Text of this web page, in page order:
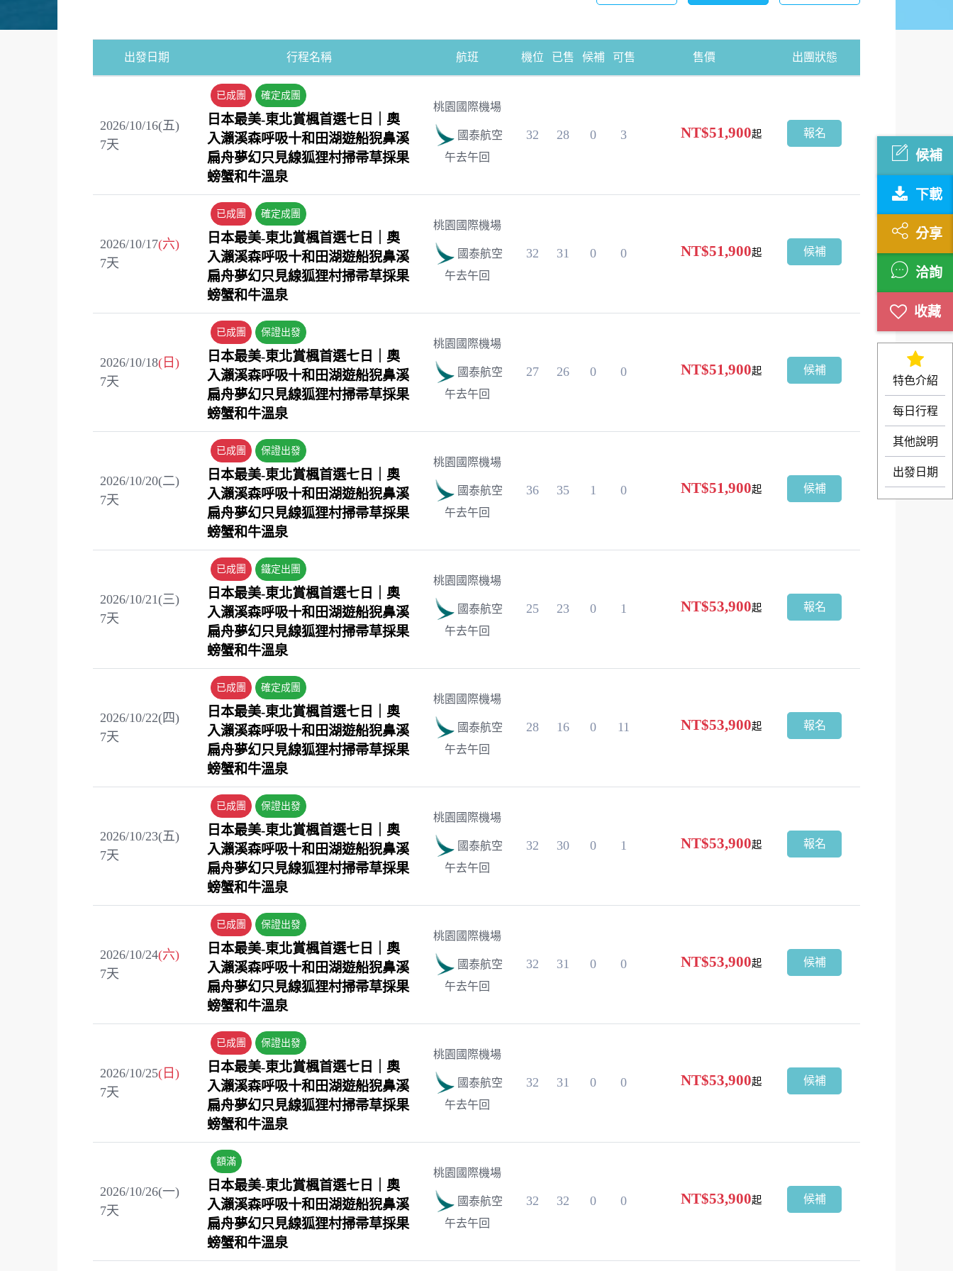
候補
下載
分享
洽詢
特色介紹
每日行程
其他說明
出發日期
出發日期 行程名稱 航班 機位 已售 候補 可售 售價 出團狀態
2026/10/16(五)
7天
已成團 確定成團
日本最美-東北賞楓首選七日｜奧
入瀨溪森呼吸十和田湖遊船猊鼻溪
扁舟夢幻只見線狐狸村掃帚草採果
螃蟹和牛溫泉
桃園國際機場
國泰航空
午去午回
32 28 0 3 NT$51,900起 報名
2026/10/17(六)
7天
已成團 確定成團
日本最美-東北賞楓首選七日｜奧
入瀨溪森呼吸十和田湖遊船猊鼻溪
扁舟夢幻只見線狐狸村掃帚草採果
螃蟹和牛溫泉
桃園國際機場
國泰航空
午去午回
32 31 0 0 NT$51,900起 候補
2026/10/18(日)
7天
已成團 保證出發
日本最美-東北賞楓首選七日｜奧
入瀨溪森呼吸十和田湖遊船猊鼻溪
扁舟夢幻只見線狐狸村掃帚草採果
螃蟹和牛溫泉
桃園國際機場
國泰航空
午去午回
27 26 0 0 NT$51,900起 候補
2026/10/20(二)
7天
已成團 保證出發
日本最美-東北賞楓首選七日｜奧
入瀨溪森呼吸十和田湖遊船猊鼻溪
扁舟夢幻只見線狐狸村掃帚草採果
螃蟹和牛溫泉
桃園國際機場
國泰航空
午去午回
36 35 1 0 NT$51,900起 候補
2026/10/21(三)
7天
已成團 鐵定出團
日本最美-東北賞楓首選七日｜奧
入瀨溪森呼吸十和田湖遊船猊鼻溪
扁舟夢幻只見線狐狸村掃帚草採果
螃蟹和牛溫泉
桃園國際機場
國泰航空
午去午回
25 23 0 1 NT$53,900起 報名
2026/10/22(四)
7天
已成團 確定成團
日本最美-東北賞楓首選七日｜奧
入瀨溪森呼吸十和田湖遊船猊鼻溪
扁舟夢幻只見線狐狸村掃帚草採果
螃蟹和牛溫泉
桃園國際機場
國泰航空
午去午回
28 16 0 11 NT$53,900起 報名
2026/10/23(五)
7天
已成團 保證出發
日本最美-東北賞楓首選七日｜奧
入瀨溪森呼吸十和田湖遊船猊鼻溪
扁舟夢幻只見線狐狸村掃帚草採果
螃蟹和牛溫泉
桃園國際機場
國泰航空
午去午回
32 30 0 1 NT$53,900起 報名
2026/10/24(六)
7天
已成團 保證出發
日本最美-東北賞楓首選七日｜奧
入瀨溪森呼吸十和田湖遊船猊鼻溪
扁舟夢幻只見線狐狸村掃帚草採果
螃蟹和牛溫泉
桃園國際機場
國泰航空
午去午回
32 31 0 0 NT$53,900起 候補
2026/10/25(日)
7天
已成團 保證出發
日本最美-東北賞楓首選七日｜奧
入瀨溪森呼吸十和田湖遊船猊鼻溪
扁舟夢幻只見線狐狸村掃帚草採果
螃蟹和牛溫泉
桃園國際機場
國泰航空
午去午回
32 31 0 0 NT$53,900起 候補
2026/10/26(一)
7天
額滿
日本最美-東北賞楓首選七日｜奧
入瀨溪森呼吸十和田湖遊船猊鼻溪
扁舟夢幻只見線狐狸村掃帚草採果
螃蟹和牛溫泉
桃園國際機場
國泰航空
午去午回
32 32 0 0 NT$53,900起 候補